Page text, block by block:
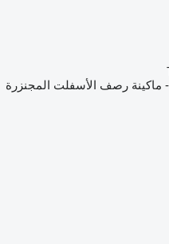
- ماكينة رصف الأسفلت المجنزرة